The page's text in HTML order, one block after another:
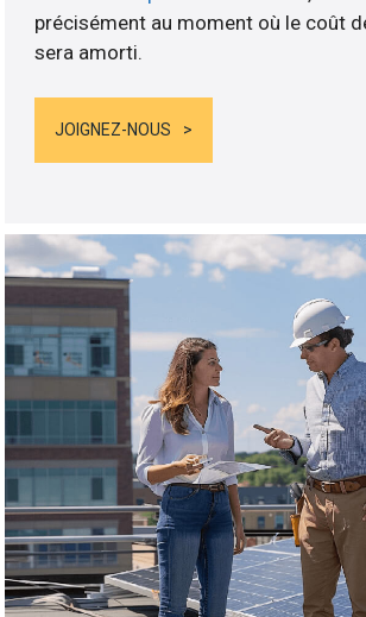
précisément au moment où le coût
sera amorti.
JOIGNEZ-NOUS